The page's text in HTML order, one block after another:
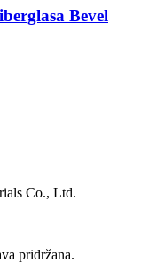
Bevel
Co., Ltd.
pridržana.